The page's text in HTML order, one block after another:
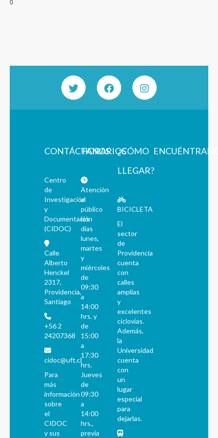
0
CONTÁCTANOS
Centro
de
Investigación
y
Documentación
(CIDOC)
Calle
Alberto
Henckel
2317,
Providencia,
Santiago
+56 2
24207368
cidoc@uft.cl
Para
más
información
sobre
el
CIDOC
y sus
HORARIOS
Atención
al
público
los
días
lunes,
martes
y
miércoles
de
09:30
a
14:00
hrs. y
de
15:00
a
17:30
hrs.
Jueves
de
09:30
a
14:00
hrs.,
previa
¿CÓMO
LLEGAR?
BICICLETA
El
sector
de
Providencia
cuenta
con
calles
amplias
y
excelentes
ciclovías.
Además,
la
Universidad
cuenta
con
un
lugar
especial
para
dejarlas.